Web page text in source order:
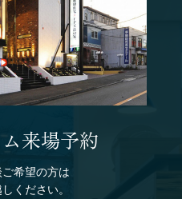
来場予約
希望の方は
ください。